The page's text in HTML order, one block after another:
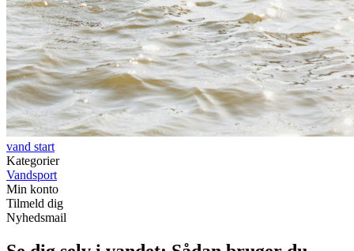
vand start
Kategorier
Vandsport
Min konto
Tilmeld dig
Nyhedsmail